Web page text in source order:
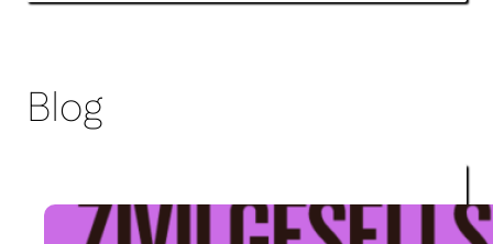
Blog
Social Media-Welle der